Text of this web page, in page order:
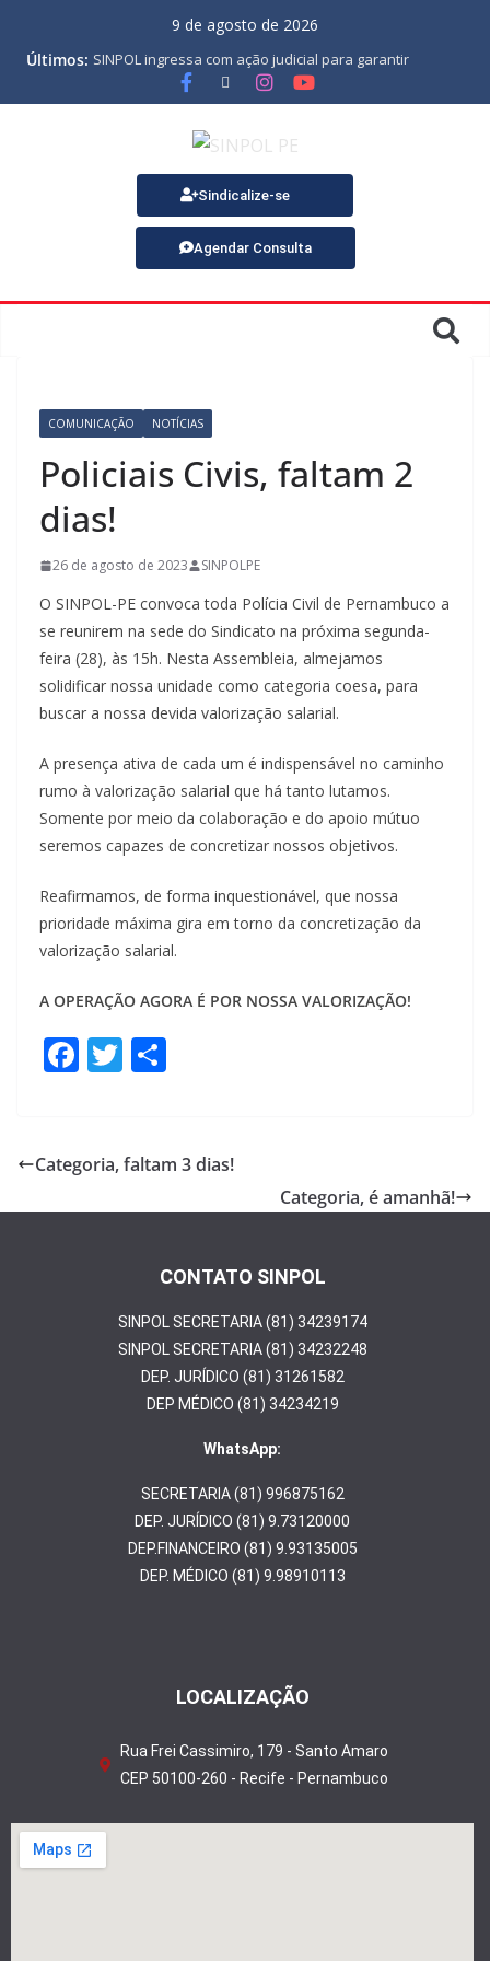
9 de agosto de 2026
Últimos: SINPOL ingressa com ação judicial para garantir
pagamento do PJES atrasado
ASSEMBLEIA GERAL ORDINÁRIA
MINUTA DA LEI ORGÂNICA
Nota de Pesar sobre o falecimento de Gonçalo, um dos
fundadores do SINPOL
SINPOL e CAMPOL promovem 2º Curso de Tiro Policial,
no dia 9 de outubro
Sindicalize-se
Agendar Consulta
COMUNICAÇÃO NOTÍCIAS
Policiais Civis, faltam 2
dias!
26 de agosto de 2023 SINPOLPE
O SINPOL-PE convoca toda Polícia Civil de Pernambuco a
se reunirem na sede do Sindicato na próxima segunda-
feira (28), às 15h. Nesta Assembleia, almejamos
solidificar nossa unidade como categoria coesa, para
buscar a nossa devida valorização salarial.
A presença ativa de cada um é indispensável no caminho
rumo à valorização salarial que há tanto lutamos.
Somente por meio da colaboração e do apoio mútuo
seremos capazes de concretizar nossos objetivos.
Reafirmamos, de forma inquestionável, que nossa
prioridade máxima gira em torno da concretização da
valorização salarial.
A OPERAÇÃO AGORA É POR NOSSA VALORIZAÇÃO!
F
b
T
er e
Categoria, faltam 3 dias!
Categoria, é amanhã!
CONTATO SINPOL
SINPOL SECRETARIA (81) 34239174
SINPOL SECRETARIA (81) 34232248
DEP. JURÍDICO (81) 31261582
DEP MÉDICO (81) 34234219
WhatsApp:
SECRETARIA (81) 996875162
DEP. JURÍDICO (81) 9.73120000
DEP.FINANCEIRO (81) 9.93135005
DEP. MÉDICO (81) 9.98910113
LOCALIZAÇÃO
Rua Frei Cassimiro, 179 - Santo Amaro
CEP 50100-260 - Recife - Pernambuco